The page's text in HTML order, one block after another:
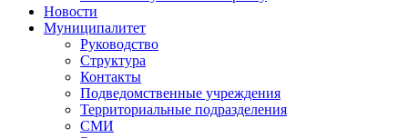
Новости
Муниципалитет
Руководство
Структура
Контакты
Подведомственные учреждения
Территориальные подразделения
СМИ